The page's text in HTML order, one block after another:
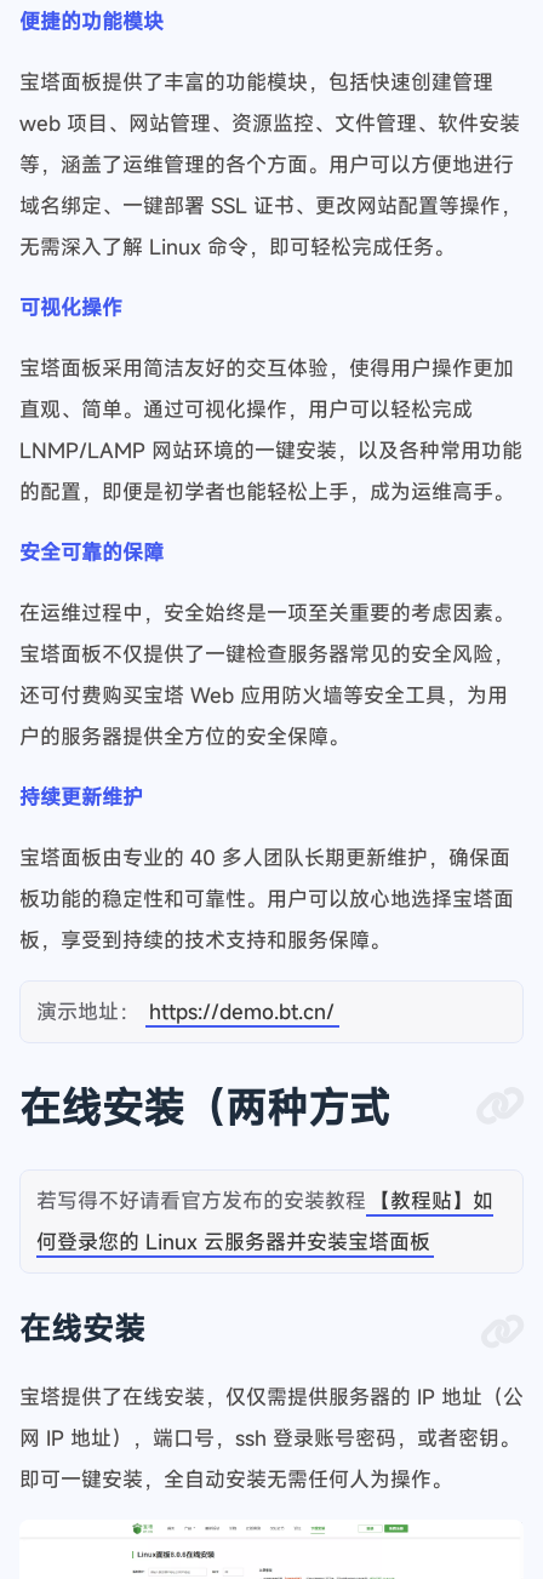
便捷的功能模块
宝塔面板提供了丰富的功能模块，包括快速创建管理
web 项目、网站管理、资源监控、文件管理、软件安装
等，涵盖了运维管理的各个方面。用户可以方便地进行
域名绑定、一键部署 SSL 证书、更改网站配置等操作，
无需深入了解 Linux 命令，即可轻松完成任务。
可视化操作
宝塔面板采用简洁友好的交互体验，使得用户操作更加
直观、简单。通过可视化操作，用户可以轻松完成
LNMP/LAMP 网站环境的一键安装，以及各种常用功能
的配置，即便是初学者也能轻松上手，成为运维高手。
安全可靠的保障
在运维过程中，安全始终是一项至关重要的考虑因素。
宝塔面板不仅提供了一键检查服务器常见的安全风险，
还可付费购买宝塔 Web 应用防火墙等安全工具，为用
户的服务器提供全方位的安全保障。
持续更新维护
宝塔面板由专业的 40 多人团队长期更新维护，确保面
板功能的稳定性和可靠性。用户可以放心地选择宝塔面
板，享受到持续的技术支持和服务保障。
演示地址： https://demo.bt.cn/
在线安装（两种方式
若写得不好请看官方发布的安装教程
【教程贴】如
何登录您的 Linux 云服务器并安装宝塔面板
在线安装
宝塔提供了在线安装，仅仅需提供服务器的 IP 地址（公
网 IP 地址），端口号，ssh 登录账号密码，或者密钥。
即可一键安装，全自动安装无需任何人为操作。